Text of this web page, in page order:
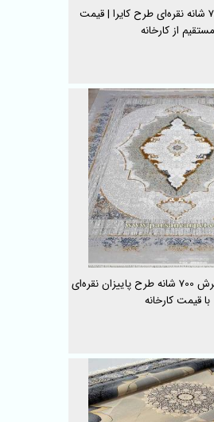
فروش فرش 700 شانه نقره‌ای طرح کایرا | قیمت
مستقیم از کارخانه
فروش اینترنتی فرش 700 شانه طرح پاییزان نقره‌ای
با قیمت کارخانه